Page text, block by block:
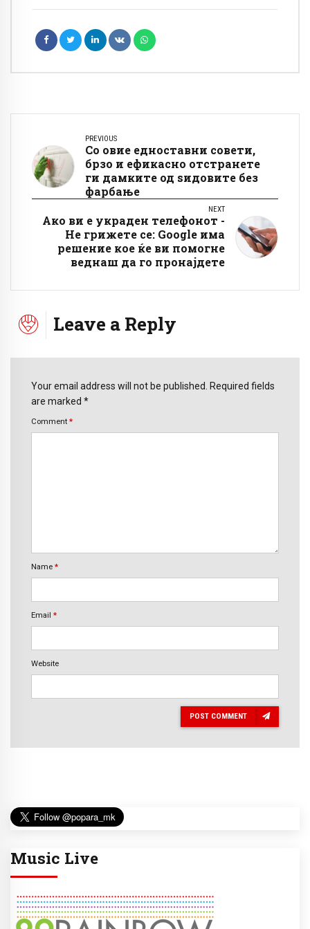
PREVIOUS
Со овие едноставни совети,
брзо и ефикасно отстранете
ги дамките од ѕидовите без
фарбање
NEXT
Ако ви е украден телефонот -
Не грижете се: Google има
решение кое ќе ви помогне
веднаш да го пронајдете
Leave a Reply
Your email address will not be published. Required fields
are marked *
Comment *
Name *
Email *
Website
POST COMMENT
Music Live